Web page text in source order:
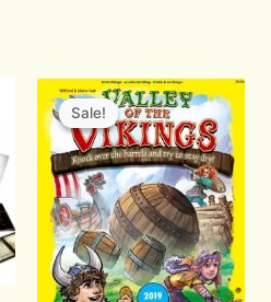
Sale!
Sale!
Original
price
was:
$850.00.
Current
price
is:
$722.50.